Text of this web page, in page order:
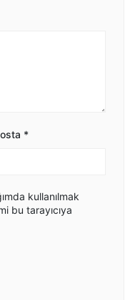
*
kullanılmak
bu tarayıcıya